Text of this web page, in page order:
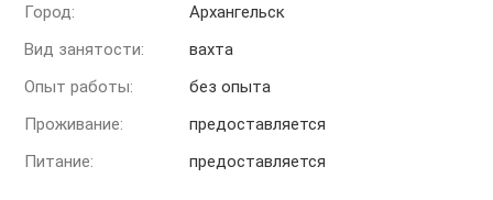
Город:
Архангельск
Вид занятости:
вахта
Опыт работы:
без опыта
Проживание:
предоставляется
Питание:
предоставляется